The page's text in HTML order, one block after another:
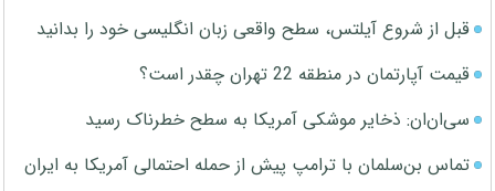
قبل از شروع آیلتس، سطح واقعی زبان انگلیسی خود را بدانید
قیمت آپارتمان در منطقه 22 تهران چقدر است؟
سی‌ان‌ان: ذخایر موشکی آمریکا به سطح خطرناک رسید
تماس بن‌سلمان با ترامپ پیش از حمله احتمالی آمریکا به ایران